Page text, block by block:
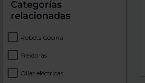
Categorías
relacionadas
Robots Cocina
Freidoras
Ollas eléctricas